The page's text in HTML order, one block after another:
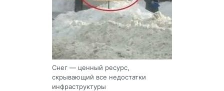
Снег — ценный ресурс,
скрывающий все недостатки
инфраструктуры